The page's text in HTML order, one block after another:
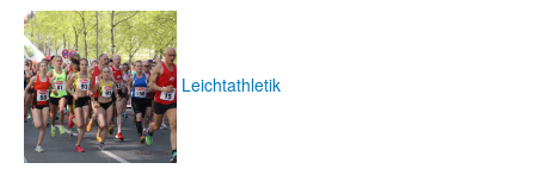
Leichtathletik